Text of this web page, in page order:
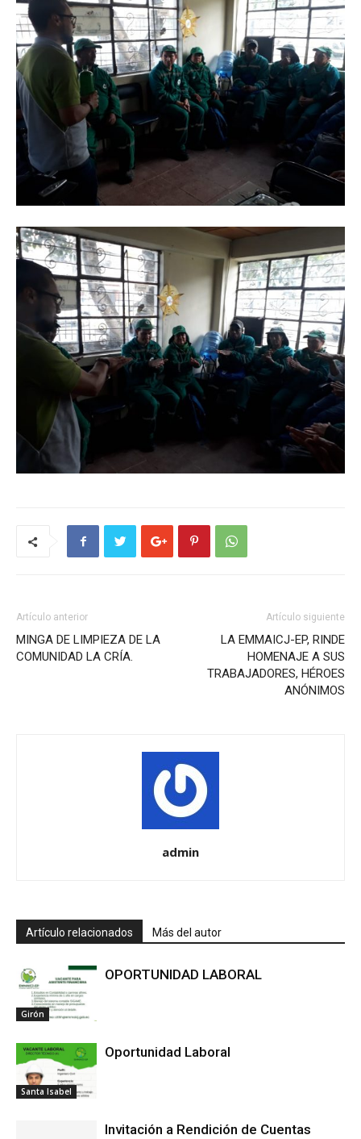
Artículo anterior
MINGA DE LIMPIEZA DE LA
COMUNIDAD LA CRÍA.
Artículo siguiente
LA EMMAICJ-EP, RINDE
HOMENAJE A SUS
TRABAJADORES, HÉROES
ANÓNIMOS
admin
Artículo relacionados Más del autor
Girón
OPORTUNIDAD LABORAL
Santa Isabel
Oportunidad Laboral
Invitación a Rendición de Cuentas